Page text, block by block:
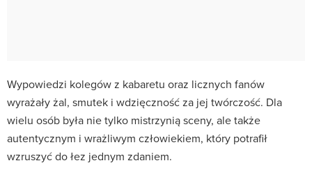
Wypowiedzi kolegów z kabaretu oraz licznych fanów
wyrażały żal, smutek i wdzięczność za jej twórczość. Dla
wielu osób była nie tylko mistrzynią sceny, ale także
autentycznym i wrażliwym człowiekiem, który potrafił
wzruszyć do łez jednym zdaniem.